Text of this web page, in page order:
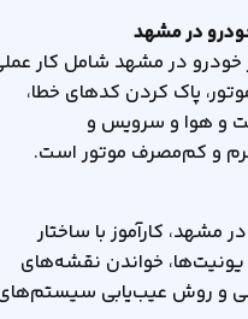
در مشهد
خودرو در مشهد شامل کار
پاک کردن کدهای خطا،
و هوا و سرویس و
و کم‌مصرف موتور است.
کارآموز با ساختار
خواندن نقشه‌های
و روش عیب‌یابی